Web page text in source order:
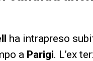
ha intrapreso
a Parigi. L’ex